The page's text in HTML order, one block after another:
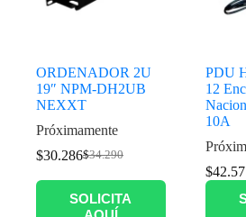
ORDENADOR 2U
19″ NPM-DH2UB
NEXXT
Próximamente
$34.290
$30.286
SOLICITA
PDU
12
10A
$